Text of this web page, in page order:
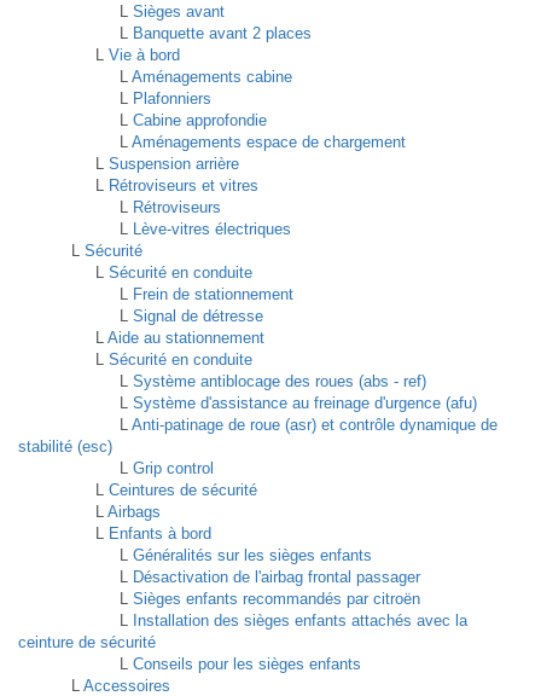
L Sièges avant
L Banquette avant 2 places
L Vie à bord
L Aménagements cabine
L Plafonniers
L Cabine approfondie
L Aménagements espace de chargement
L Suspension arrière
L Rétroviseurs et vitres
L Rétroviseurs
L Lève-vitres électriques
L Sécurité
L Sécurité en conduite
L Frein de stationnement
L Signal de détresse
L Aide au stationnement
L Sécurité en conduite
L Système antiblocage des roues (abs - ref)
L Système d'assistance au freinage d'urgence (afu)
L Anti-patinage de roue (asr) et contrôle dynamique de
stabilité (esc)
L Grip control
L Ceintures de sécurité
L Airbags
L Enfants à bord
L Généralités sur les sièges enfants
L Désactivation de l'airbag frontal passager
L Sièges enfants recommandés par citroën
L Installation des sièges enfants attachés avec la
ceinture de sécurité
L Conseils pour les sièges enfants
L Accessoires